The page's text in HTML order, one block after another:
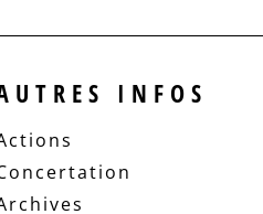
INFOS